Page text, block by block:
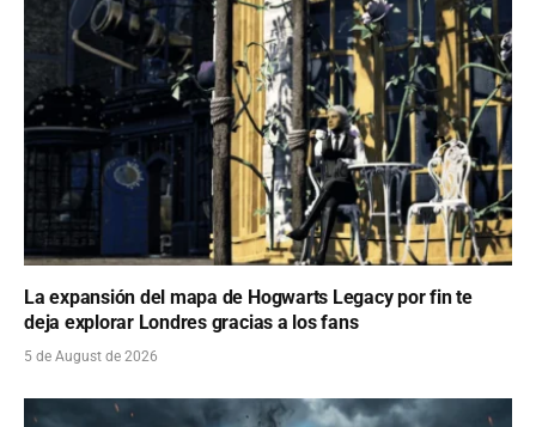
La expansión del mapa de Hogwarts Legacy por fin te
deja explorar Londres gracias a los fans
5 de August de 2026